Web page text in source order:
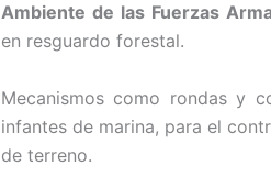
Ambiente de las Fuerzas
en resguardo forestal.
Mecanismos como rondas y
infantes de marina, para el
de terreno.